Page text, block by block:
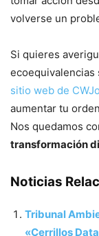
volverse un
Si quieres
ecoequivalencias
sitio web de
aumentar tu
Nos quedamos
transformación
Noticias
Tribunal
«Cerrillos